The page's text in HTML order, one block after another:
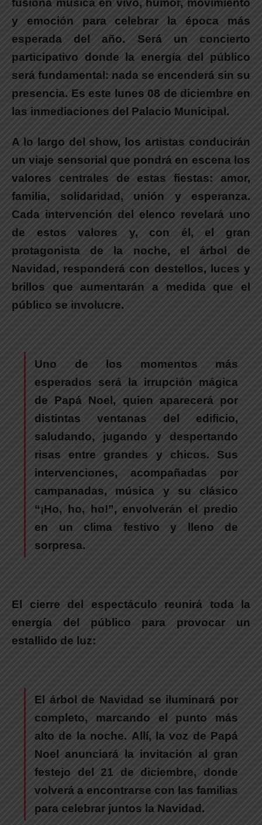
y emoción para celebrar la época más
esperada del año. Será un concierto
participativo donde la energía del público
será fundamental: nada se encenderá sin su
presencia. Es este lunes 08 de diciembre en
las inmediaciones del Palacio Municipal.
A lo largo del show, los artistas conducirán
un viaje sensorial que pondrá en escena los
valores centrales de estas fiestas: amor,
familia, solidaridad, unión y esperanza.
Cada intervención del elenco revelará uno
de estos valores y, con él, el gran
protagonista de la noche, el árbol de
Navidad, responderá con destellos, luces y
brillos que aumentarán a medida que el
público se involucre.
Uno de los momentos más
esperados será la irrupción mágica
de Papá Noel, quien aparecerá por
distintas ventanas del edificio,
saludando, jugando y despertando
risas entre grandes y chicos. Sus
intervenciones, acompañadas por
campanadas, música y su clásico
“¡Ho, ho, ho!”, envolverán el predio
en un clima festivo y lleno de
sorpresa.
El cierre del espectáculo reunirá toda la
energía del público para provocar un
estallido de luz:
El árbol de Navidad se iluminará por
completo, marcando el punto más
alto de la noche. Allí, la voz de Papá
Noel anunciará la invitación al gran
festejo del 21 de diciembre, donde
volverá a encontrarse con las familias
para celebrar juntos la Navidad.